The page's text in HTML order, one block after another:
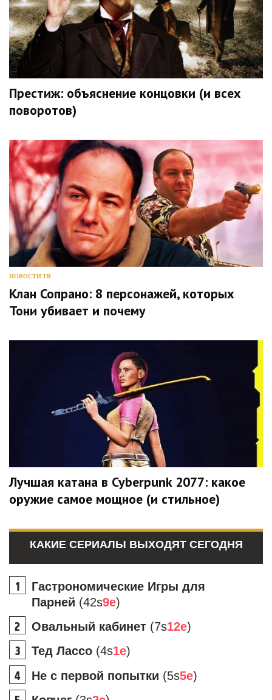
Престиж: объяснение концовки (и всех
поворотов)
НОВОСТИ ТВ
Клан Сопрано: 8 персонажей, которых
Тони убивает и почему
Лучшая катана в Cyberpunk 2077: какое
оружие самое мощное (и стильное)
КАКИЕ СЕРИАЛЫ ВЫХОДЯТ СЕГОДНЯ
Гастрономические Игры для
Парней (42s9e)
Овальный кабинет (7s12e)
Тед Лассо (4s1e)
Не с первой попытки (5s5e)